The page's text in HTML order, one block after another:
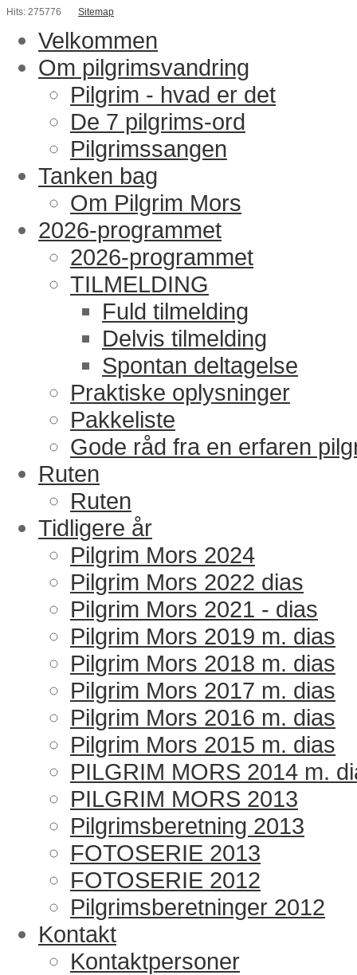
Hits: 275776 Sitemap
Velkommen
Om pilgrimsvandring
Pilgrim - hvad er det
De 7 pilgrims-ord
Pilgrimssangen
Tanken bag
Om Pilgrim Mors
2026-programmet
2026-programmet
TILMELDING
Fuld tilmelding
Delvis tilmelding
Spontan deltagelse
Praktiske oplysninger
Pakkeliste
Gode råd fra en erfaren
Ruten
Ruten
Tidligere år
Pilgrim Mors 2024
Pilgrim Mors 2022 dias
Pilgrim Mors 2021 - dias
Pilgrim Mors 2019 m. dias
Pilgrim Mors 2018 m. dias
Pilgrim Mors 2017 m. dias
Pilgrim Mors 2016 m. dias
Pilgrim Mors 2015 m. dias
PILGRIM MORS 2014 m.
PILGRIM MORS 2013
Pilgrimsberetning 2013
FOTOSERIE 2013
FOTOSERIE 2012
Pilgrimsberetninger 2012
Kontakt
Kontaktpersoner